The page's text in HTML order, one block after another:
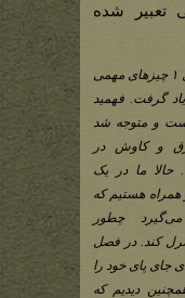
تعبیر شده
«او در انتهای فصل ۱ چیزهای مهمی
گرفت. فهمید
و متوجه شد
و کاوش در
ما در یک
همراه هستیم که
چطور
کند. در فصل
جای پای خود را
دیدیم که